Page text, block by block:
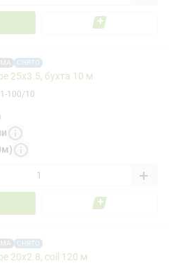
СНЯТО
25x3.5, бухта 10 м
100/10
+
СНЯТО
20x2.8, coil 120 м